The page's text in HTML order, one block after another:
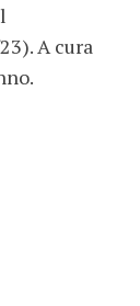
A cura